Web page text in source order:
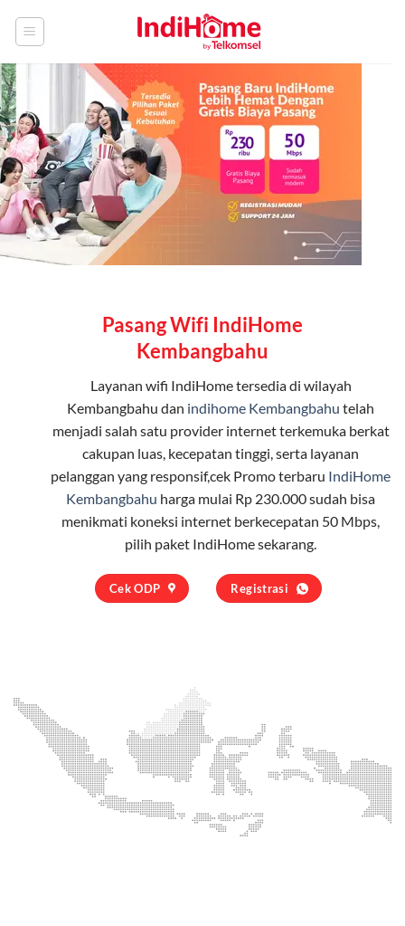
Pasang Wifi IndiHome
Kembangbahu
Layanan wifi IndiHometersedia di wilayah
Kembangbahu dan indihome Kembangbahu telah
menjadi salah satu provider internet terkemuka berkat
cakupan luas, kecepatan tinggi, serta layanan
pelanggan yang responsif,cek Promo terbaru IndiHome
Kembangbahu harga mulai Rp 230.000 sudah bisa
menikmati koneksi internet berkecepatan 50 Mbps,
pilih paket IndiHomesekarang.
Cek ODP Registrasi